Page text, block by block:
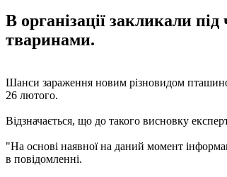
В організації закликали
тваринами.
Шанси зараження новим різновидом
26 лютого.
Відзначається, що до такого висновку
"На основі наявної на даний момент
в повідомленні.